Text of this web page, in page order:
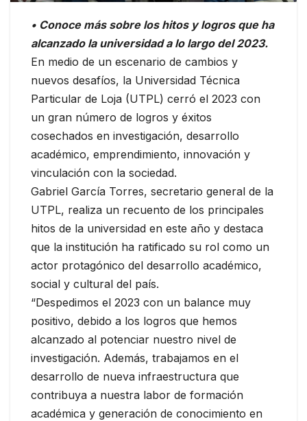
• Conoce más sobre los hitos y logros que ha
alcanzado la universidad a lo largo del 2023.
En medio de un escenario de cambios y
nuevos desafíos, la Universidad Técnica
Particular de Loja (UTPL) cerró el 2023 con
un gran número de logros y éxitos
cosechados en investigación, desarrollo
académico, emprendimiento, innovación y
vinculación con la sociedad.
Gabriel García Torres, secretario general de la
UTPL, realiza un recuento de los principales
hitos de la universidad en este año y destaca
que la institución ha ratificado su rol como un
actor protagónico del desarrollo académico,
social y cultural del país.
“Despedimos el 2023 con un balance muy
positivo, debido a los logros que hemos
alcanzado al potenciar nuestro nivel de
investigación. Además, trabajamos en el
desarrollo de nueva infraestructura que
contribuya a nuestra labor de formación
académica y generación de conocimiento en